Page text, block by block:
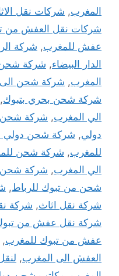
المغرب, شركات نقل
شركات نقل العفش من
عفش للمغرب, شركة
الدار البيضاء, شركة شحن
المغرب, شركة شحن
شركة شحن بحري بتبوك,
الي المغرب, شركة شحن
دولي, شركة شحن دولي
للمغرب, شركة شحن
الي المغرب, شركة شحن
شحن من تبوك للرباط,
شركة نقل اثاث, شركة
شركة نقل عفش من
عفش من تبوك للمغرب,
العفش الى المغرب,